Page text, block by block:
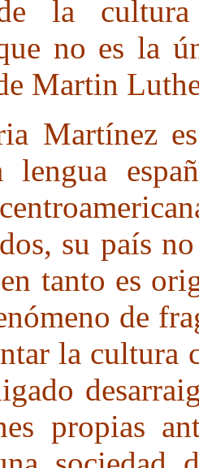
la
no es la
Martin
Martínez
lengua
su país
tanto es
de
la cultura
propias